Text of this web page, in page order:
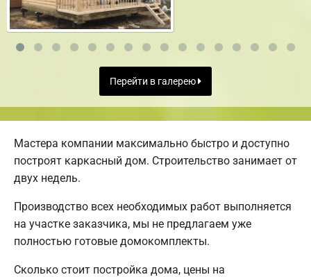
Перейти в галерею
Мастера компании максимально быстро и доступно
построят каркасный дом. Строительство занимает от
двух недель.
Производство всех необходимых работ выполняется
на участке заказчика, мы не предлагаем уже
полностью готовые домокомплекты.
Сколько стоит постройка дома, цены на